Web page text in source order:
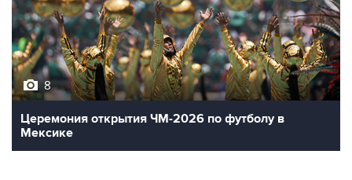
8
Церемония открытия ЧМ-2026 по футболу в
Мексике